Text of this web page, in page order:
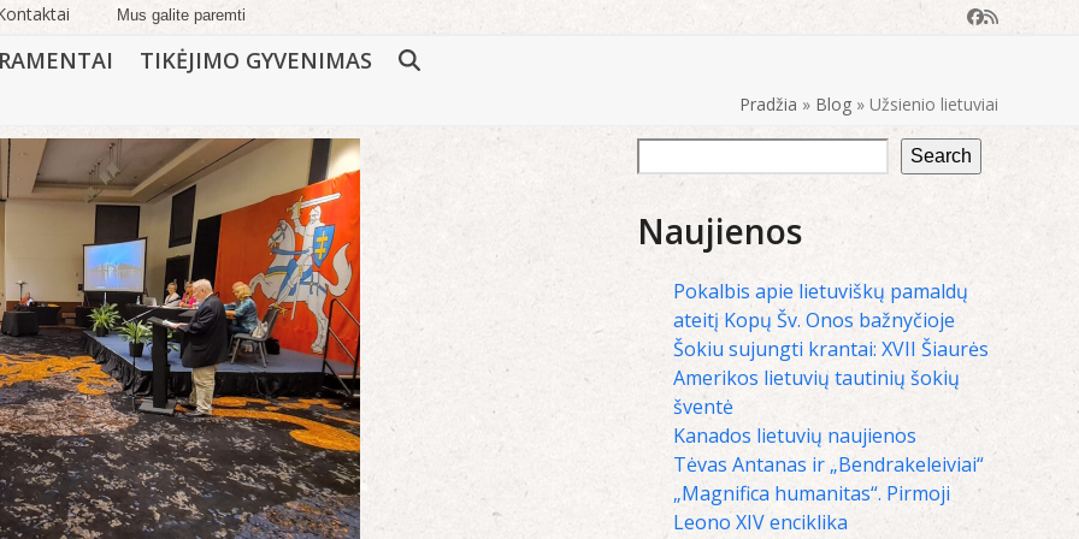
Mus galite paremti Facebook
RSS
TIKĖJIMO GYVENIMAS
Pradžia » Blog» Užsienio lietuviai
Search
Naujienos
Pokalbis apie lietuviškų pamaldų
ateitį Kopų Šv. Onos bažnyčioje
Šokiu sujungti krantai: XVII Šiaurės
Amerikos lietuvių tautinių šokių
šventė
Kanados lietuvių naujienos
Tėvas Antanas ir „Bendrakeleiviai“
„Magnifica humanitas“. Pirmoji
Leono XIV enciklika